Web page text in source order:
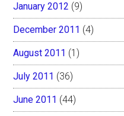
January 2012 (9)
December 2011 (4)
August 2011 (1)
July 2011 (36)
June 2011 (44)